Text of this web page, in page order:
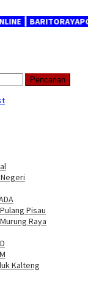
Pencarian
Pisau
Raya
Kalteng